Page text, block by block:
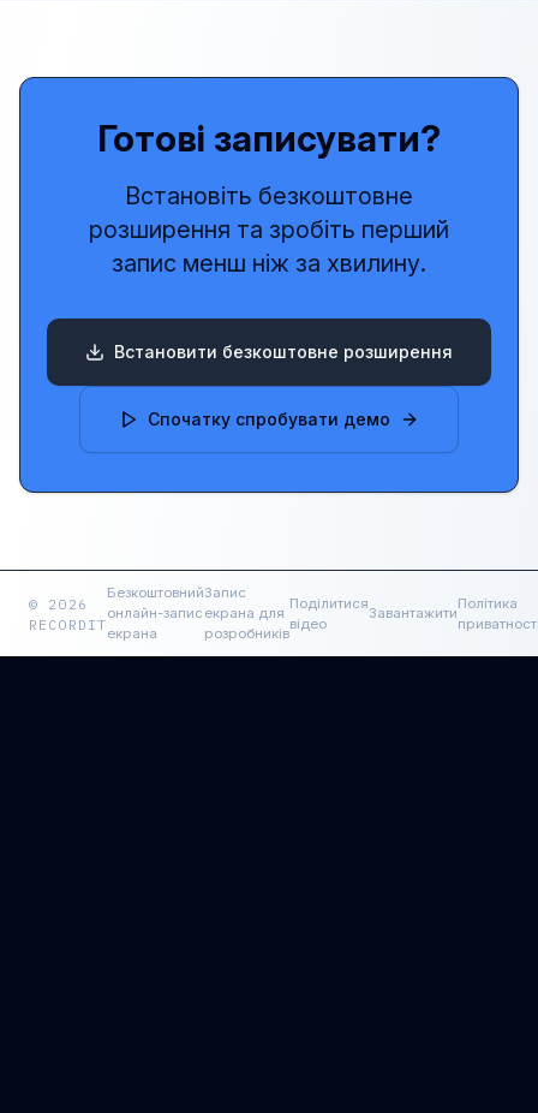
Готові записувати?
Встановіть безкоштовне
розширення та зробіть перший
запис менш ніж за хвилину.
Встановити безкоштовне розширення
Спочатку спробувати демо
© 2026
RECORDIT
Безкоштовний
онлайн-запис
екрана
Запис
екрана для
розробників
Поділитися
відео
Завантажити
Політика